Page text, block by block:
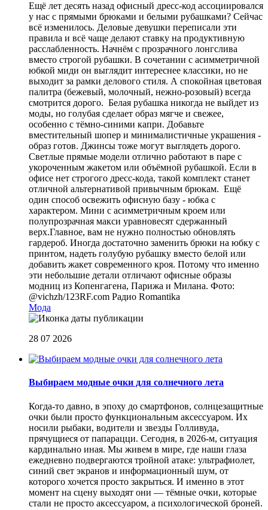
Ещё лет десять назад офисный дресс-код ассоциировался
у нас с прямыми брюками и белыми рубашками? Сейчас
всё изменилось. Деловые девушки переписали эти
правила и всё чаще делают ставку на продуктивную
расслабленность. Начнём с прозрачного лонгслива
вместо строгой рубашки. В сочетании с асимметричной
юбкой миди он выглядит интереснее классики, но не
выходит за рамки делового стиля. А спокойная цветовая
палитра (бежевый, молочный, нежно-розовый) всегда
смотрится дорого. Белая рубашка никогда не выйдет из
моды, но голубая сделает образ мягче и свежее,
особенно с тёмно-синими капри. Добавьте
вместительный шопер и минималистичные украшения -
образ готов. Джинсы тоже могут выглядеть дорого.
Светлые прямые модели отлично работают в паре с
укороченным жакетом или объёмной рубашкой. Если в
офисе нет строгого дресс-кода, такой комплект станет
отличной альтернативой привычным брюкам. Ещё
один способ освежить офисную базу - юбка с
характером. Мини с асимметричным кроем или
полупрозрачная макси уравновесят сдержанный
верх.Главное, вам не нужно полностью обновлять
гардероб. Иногда достаточно заменить брюки на юбку с
принтом, надеть голубую рубашку вместо белой или
добавить жакет современного кроя. Потому что именно
эти небольшие детали отличают офисные образы
модниц из Копенгагена, Парижа и Милана. Фото:
@vichzh/123RF.com Радио Romantika
Мода
28 07 2026
Выбираем модные очки для солнечного лета
Когда-то давно, в эпоху до смартфонов, солнцезащитные
очки были просто функциональным аксессуаром. Их
носили рыбаки, водители и звезды Голливуда,
прячущиеся от папарацци. Сегодня, в 2026-м, ситуация
кардинально иная. Мы живем в мире, где наши глаза
ежедневно подвергаются тройной атаке: ультрафиолет,
синий свет экранов и информационный шум, от
которого хочется просто закрыться. И именно в этот
момент на сцену выходят они — тёмные очки, которые
стали не просто аксессуаром, а психологической броней.